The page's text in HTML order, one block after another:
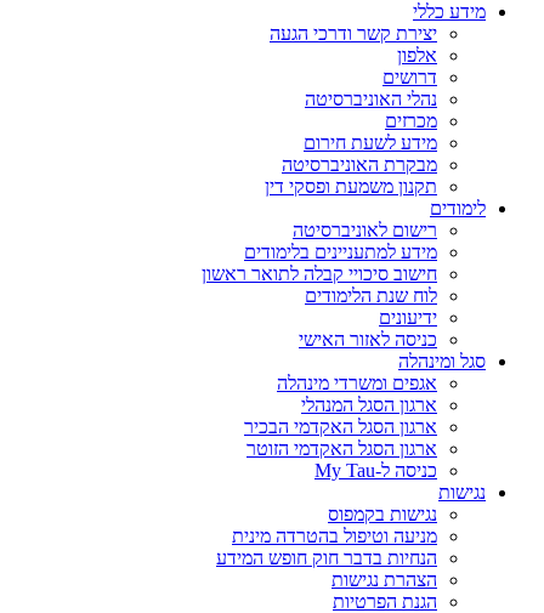
מידע כללי
יצירת קשר ודרכי הגעה
אלפון
דרושים
נהלי האוניברסיטה
מכרזים
מידע לשעת חירום
מבקרת האוניברסיטה
תקנון משמעת ופסקי דין
לימודים
רישום לאוניברסיטה
מידע למתעניינים בלימודים
חישוב סיכויי קבלה לתואר ראשון
לוח שנת הלימודים
ידיעונים
כניסה לאזור האישי
סגל ומינהלה
אגפים ומשרדי מינהלה
ארגון הסגל המנהלי
ארגון הסגל האקדמי הבכיר
ארגון הסגל האקדמי הזוטר
כניסה ל-My Tau
נגישות
נגישות בקמפוס
מניעה וטיפול בהטרדה מינית
הנחיות בדבר חוק חופש המידע
הצהרת נגישות
הגנת הפרטיות